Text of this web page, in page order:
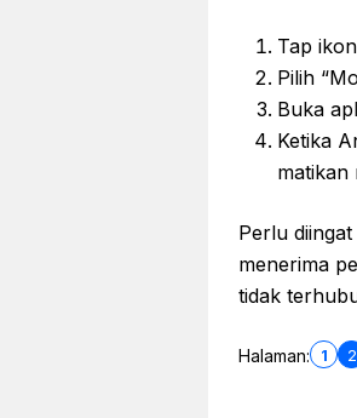
Tap
Pilih
Buka
Ketika
matikan
Perlu
menerima
tidak
Halaman: 1 2